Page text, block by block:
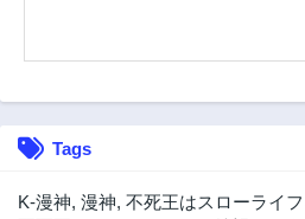
Tags
K-漫神, 漫神, 不死王はスローライ